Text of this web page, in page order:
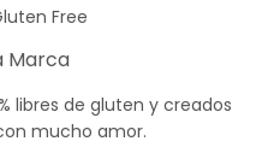
Free
Marca
libres de gluten y creados
mucho amor.